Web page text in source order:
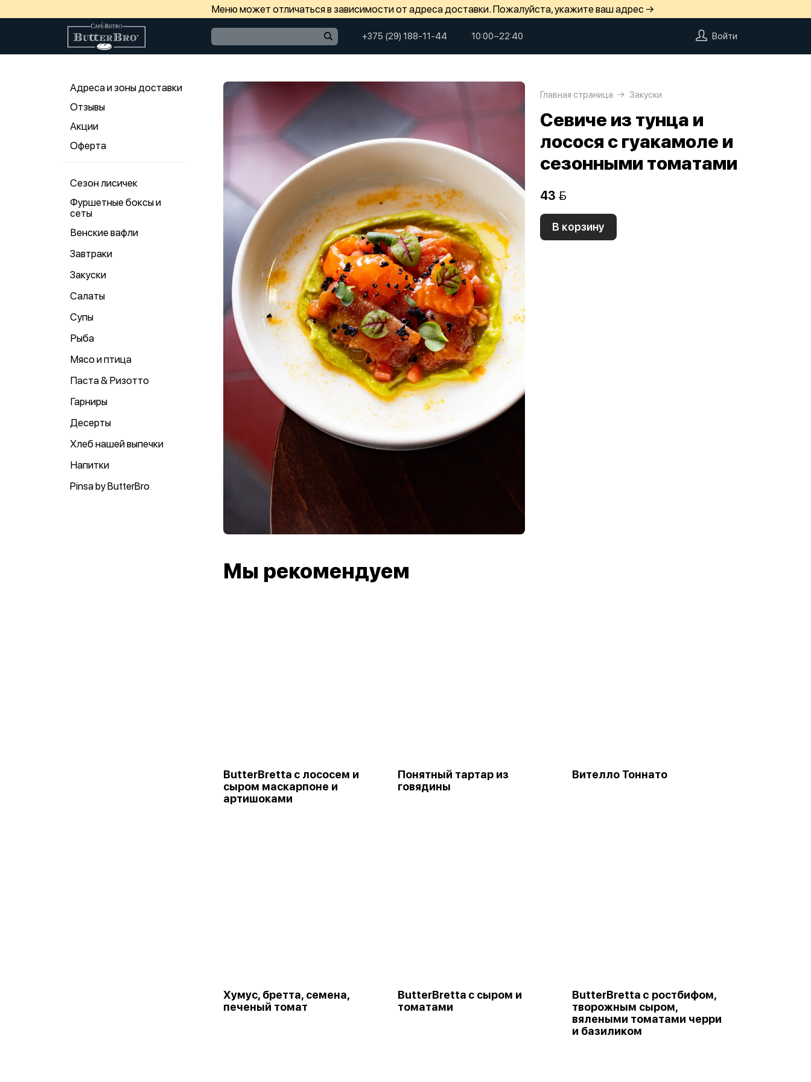
Меню может отличаться в зависимости от адреса доставки. Пожалуйста, укажите ваш адрес →
+375 (29) 188-11-44 10:00−22:40 Войти
Адреса и зоны доставки
Отзывы
Акции
Оферта
Сезон лисичек
Фуршетные боксы и
сеты
Венские вафли
Завтраки
Закуски
Салаты
Супы
Рыба
Мясо и птица
Паста & Ризотто
Гарниры
Десерты
Хлеб нашей выпечки
Напитки
Pinsa by ButterBro
Главная страница Закуски
Севиче из тунца и
лосося с гуакамоле и
сезонными томатами
43 
В корзину
Мы рекомендуем
ButterBretta с лососем и
сыром маскарпоне и
артишоками
Понятный тартар из
говядины
Вителло Тоннато
Хумус, бретта, семена,
печеный томат
ButterBretta с сыром и
томатами
ButterBretta c ростбифом,
творожным сыром,
вялеными томатами черри
и базиликом